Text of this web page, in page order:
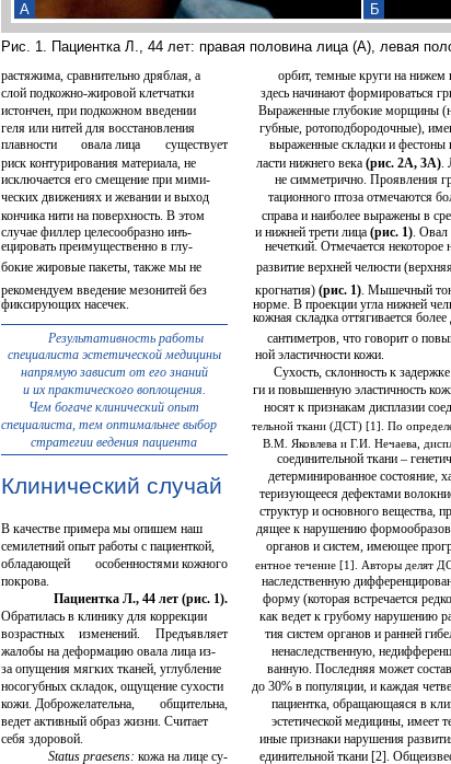
А Б
Рис. 1. Пациентка Л., 44 лет: правая половина лица (А), левая
растяжима, сравнительно дряблая, а орбит, темные круги на нижем
слой подкожно-жировой клетчатки
здесь начинают формироваться
истончен, при подкожном введении
Выраженные глубокие морщины
геля или нитей для восстановления
губные, ротоподбородочные),
плавности
овала лица существует выраженные складки и фестоны
риск контурирования материала, не ласти нижнего века (рис. 2А, 3А).
исключается его смещение при мими-
не симметрично. Проявления
ческих движениях и жевании и выход
тационного птоза отмечаются
кончика нити на поверхность. В этом
справа и наиболее выражены в
случае филлер целесообразно инъ-
и нижней трети лица (рис. 1). Овал
ецировать преимущественно в глу-
нечеткий. Отмечается некоторое
бокие жировые пакеты, также мы не
развитие верхней челюсти
рекомендуем введение мезонитей без крогнатия) (рис. 1). Мышечный
фиксирующих насечек.
норме. В проекции угла нижней
кожная складка оттягивается более
Результативность работы
сантиметров, что говорит о
специалиста эстетической медицины
ной эластичности кожи.
напрямую зависит от его знаний
Сухость, склонность к
и их практического воплощения.
ги и повышенную эластичность
Чем богаче клинический опыт
носят к признакам дисплазии
специалиста, тем оптимальнее выбор
тельной ткани (ДСТ) [1]. По
стратегии ведения пациента
В.М. Яковлева и Г.И. Нечаева,
соединительной ткани –
Клинический случай детерминированное состояние,
теризующееся дефектами
структур и основного вещества,
В качестве примера мы опишем наш
дящее к нарушению
семилетний опыт работы с пациенткой,
органов и систем, имеющее
обладающей
особенностями кожного ентное течение [1]. Авторы делят
покрова.
наследственную
Пациентка Л., 44 лет (рис. 1).
форму (которая встречается
Обратилась в клинику для коррекции
как ведет к грубому нарушению
возрастных
изменений. Предъявляет тия систем органов и ранней
жалобы на деформацию овала лица из-
ненаследственную,
за опущения мягких тканей, углубление ванную. Последняя может
носогубных складок, ощущение сухости
до 30% в популяции, и каждая
кожи. Доброжелательна,
общительна, пациентка, обращающаяся в
ведет активный образ жизни. Считает
эстетической медицины, имеет
себя здоровой.
иные признаки нарушения
Status praesens: кожа на лице су- единительной ткани [2].